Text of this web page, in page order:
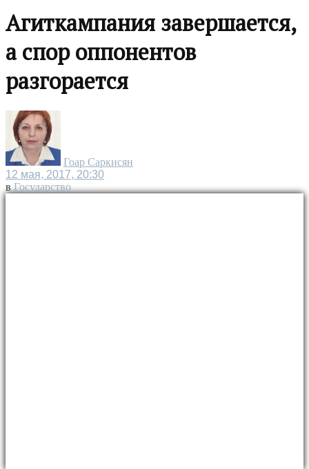
Агиткампания завершается,
а спор оппонентов
разгорается
Гоар Саркисян
12 мая, 2017, 20:30
в Государство